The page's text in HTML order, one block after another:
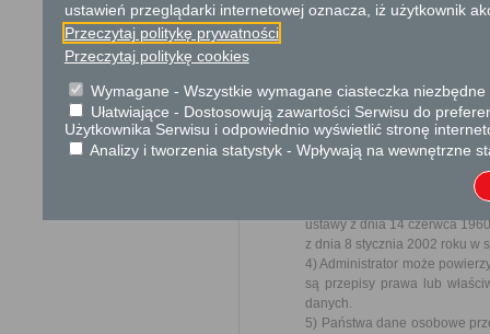
informujemy o zasadach
związanych:
1) Administratorem Państwa
e-mail:sekretariat@powiat-
iodo@powiat-sokolowski.pl
3) Państwa dane osobowe
ustawy z dnia 14 czerwca
z dnia 8 stycznia 2002 roku w
4) Administrator może
są przepisy prawa lub
danych.
5) Państwa dane osobowe
ustawień przeglądarki internetowej oznacza, iż użytkownik
Przeczytaj politykę prywatności
Przeczytaj politykę cookies
Wymagane - Wszystkie wymagane ciasteczka
Ułatwiające - Dostosowują zawartości Serwisu do
Użytkownika Serwisu i odpowiednio wyświetlić stronę
Analizy i tworzenia statystyk - Wpływają na wewnętrzne